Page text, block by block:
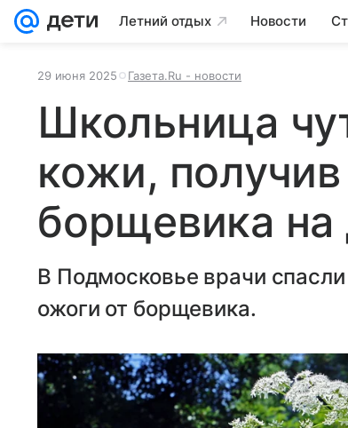
Летний отдых Новости
29 июня 2025 Газета.Ru - новости
Школьница
кожи,
борщевика на
В Подмосковье врачи
ожоги от борщевика.